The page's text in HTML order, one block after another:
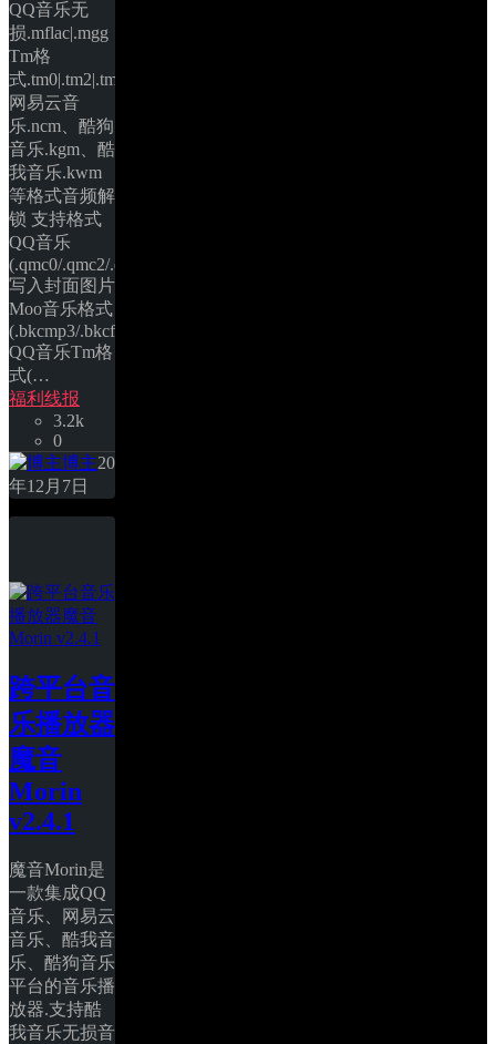
QQ音乐无
损.mflac|.mgg，
Tm格
式.tm0|.tm2|.tm3|.tm6、
网易云音
乐.ncm、酷狗
音乐.kgm、酷
我音乐.kwm
等格式音频解
锁 支持格式
QQ音乐
(.qmc0/.qmc2/.qmc3/.qmcflac/.qmcogg/.tkm)
写入封面图片
Moo音乐格式
(.bkcmp3/.bkcflac)
QQ音乐Tm格
式(…
福利线报
3.2k
0
博主20
年12月7日
跨平台音
乐播放器
魔音
Morin
v2.4.1
魔音Morin是
一款集成QQ
音乐、网易云
音乐、酷我音
乐、酷狗音乐
平台的音乐播
放器.支持酷
我音乐无损音